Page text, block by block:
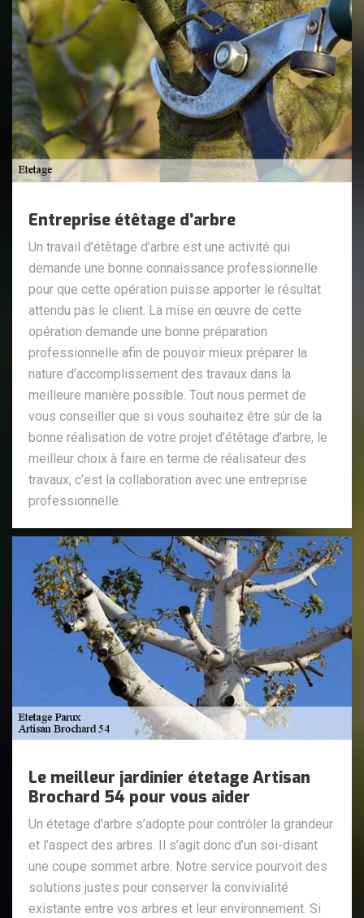
Entreprise étêtage d’arbre
Un travail d’étêtage d’arbre est une activité qui
demande une bonne connaissance professionnelle
pour que cette opération puisse apporter le résultat
attendu pas le client. La mise en œuvre de cette
opération demande une bonne préparation
professionnelle afin de pouvoir mieux préparer la
nature d’accomplissement des travaux dans la
meilleure manière possible. Tout nous permet de
vous conseiller que si vous souhaitez être sûr de la
bonne réalisation de votre projet d’étêtage d’arbre, le
meilleur choix à faire en terme de réalisateur des
travaux, c’est la collaboration avec une entreprise
professionnelle.
Le meilleur jardinier étetage Artisan
Brochard 54 pour vous aider
Un étetage d'arbre s’adopte pour contrôler la grandeur
et l’aspect des arbres. Il s’agit donc d’un soi-disant
une coupe sommet arbre. Notre service pourvoit des
solutions justes pour conserver la convivialité
existante entre vos arbres et leur environnement. Si